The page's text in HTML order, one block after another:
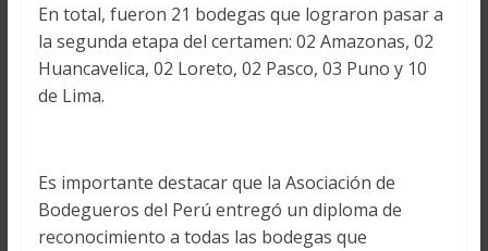
En total, fueron 21 bodegas que lograron pasar a
la segunda etapa del certamen: 02 Amazonas, 02
Huancavelica, 02 Loreto, 02 Pasco, 03 Puno y 10
de Lima.
Es importante destacar que la Asociación de
Bodegueros del Perú entregó un diploma de
reconocimiento a todas las bodegas que